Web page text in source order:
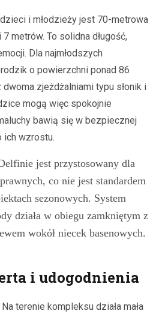
i młodzieży jest 70-metrowa
metrów. To solidna długość,
Dla najmłodszych
o powierzchni ponad 86
zjeżdżalniami typu słonik i
mogą więc spokojnie
bawią się w bezpiecznej
ich wzrostu.
jest przystosowany dla
co nie jest standardem
sezonowych. System
działa w obiegu zamkniętym z
wokół niecek basenowych.
i udogodnienia
terenie kompleksu działa mała